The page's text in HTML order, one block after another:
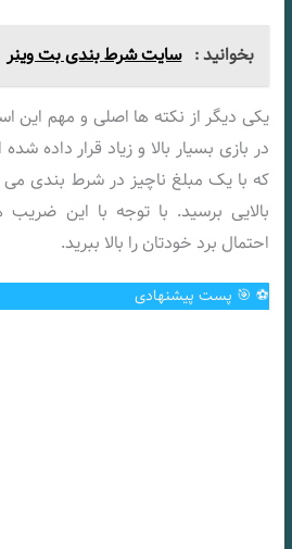
بخوانید : سایت شرط بندی بت وینر
یکی دیگر از نکته ها اصلی و مهم این
در بازی بسیار بالا و زیاد قرار داده
که با یک مبلغ ناچیز در شرط بندی
بالایی برسید. با توجه با این
احتمال برد خودتان را بالا ببرید.
⚽️ 🎯 پست پیشنهادی